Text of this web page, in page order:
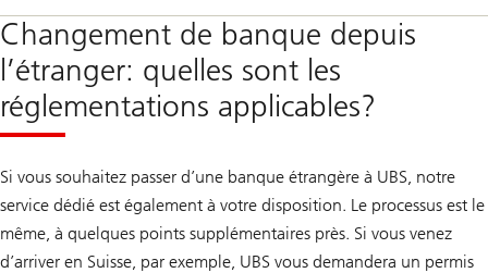
Changement de banque depuis
l’étranger: quelles sont les
réglementations applicables?
Si vous souhaitez passer d’une banque étrangère à UBS, notre
service dédié est également à votre disposition. Le processus est le
même, à quelques points supplémentaires près. Si vous venez
d’arriver en Suisse, par exemple, UBS vous demandera un permis